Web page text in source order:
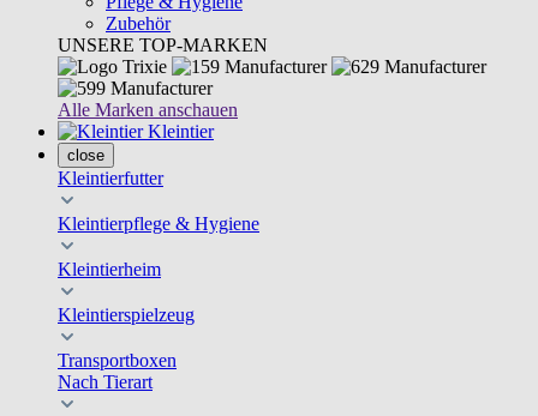
Zubehör
UNSERE TOP-MARKEN
Alle Marken anschauen
Kleintier
close
Kleintierfutter
Kleintierpflege & Hygiene
Kleintierheim
Kleintierspielzeug
Transportboxen
Nach Tierart